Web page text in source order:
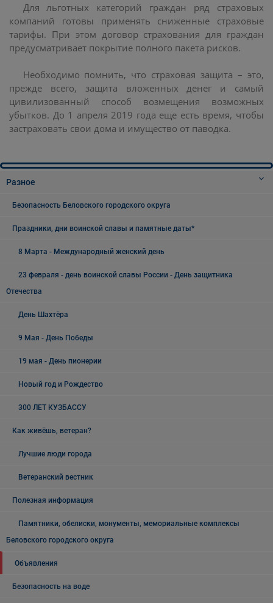
Для льготных категорий граждан ряд страховых
компаний готовы применять сниженные страховые
тарифы. При этом договор страхования для граждан
предусматривает покрытие полного пакета рисков.
Необходимо помнить, что страховая защита – это,
прежде всего, защита вложенных денег и самый
цивилизованный способ возмещения возможных
убытков. До 1 апреля 2019 года еще есть время, чтобы
застраховать свои дома и имущество от паводка.
Разное
Безопасность Беловского городского округа
Праздники, дни воинской славы и памятные даты*
8 Марта - Международный женский день
23 февраля - день воинской славы России - День защитника
Отечества
День Шахтёра
9 Мая - День Победы
19 мая - День пионерии
Новый год и Рождество
300 ЛЕТ КУЗБАССУ
Как живёшь, ветеран?
Лучшие люди города
Ветеранский вестник
Полезная информация
Памятники, обелиски, монументы, мемориальные комплексы
Беловского городского округа
Объявления
Безопасность на воде